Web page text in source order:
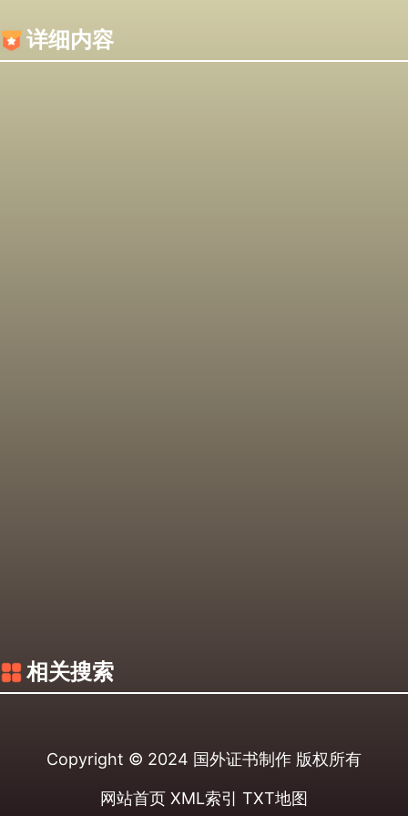
详细内容
相关搜索
Copyright © 2024 国外证书制作 版权所有
网站首页 XML索引 TXT地图